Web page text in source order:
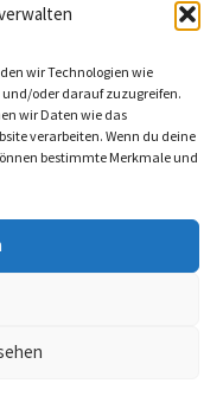
wir Technologien wie
oder darauf zuzugreifen.
wir Daten wie das
verarbeiten. Wenn du deine
bestimmte Merkmale und
den Warenkorb